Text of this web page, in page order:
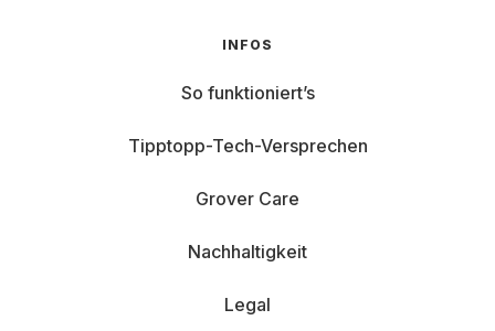
INFOS
So funktioniert’s
Tipptopp-Tech-Versprechen
Grover Care
Nachhaltigkeit
Legal